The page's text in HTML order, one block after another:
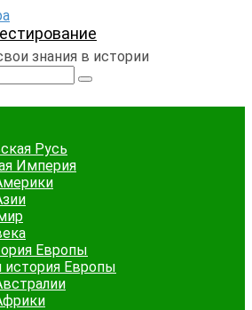
знания в истории
Русь
Империя
Европы
Европы